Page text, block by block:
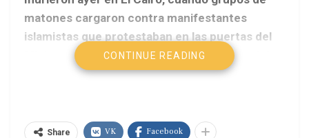
matones cargaron contra manifestantes
islamistas que protestaban en las puertas del
Ministerio de Defensa por la proscripción del
candidato presidencial del salafismo.
CONTINUE READING
Share VK Facebook